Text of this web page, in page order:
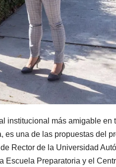
institucional más amigable en
es una de las propuestas del
Rector de la Universidad
Escuela Preparatoria y el